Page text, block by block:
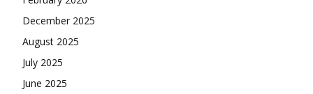
December 2025
August 2025
July 2025
June 2025